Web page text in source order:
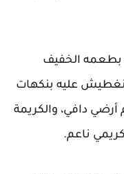
بطعمه الخفيف
نغطيش عليه بنكهات
دافي، والكريمة
ناعم.